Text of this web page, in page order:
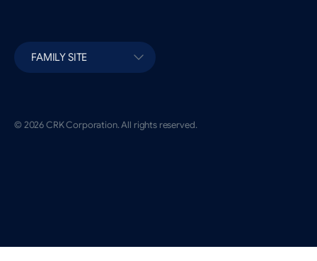
FAMILY SITE
© 2026 CRK Corporation. All rights reserved.